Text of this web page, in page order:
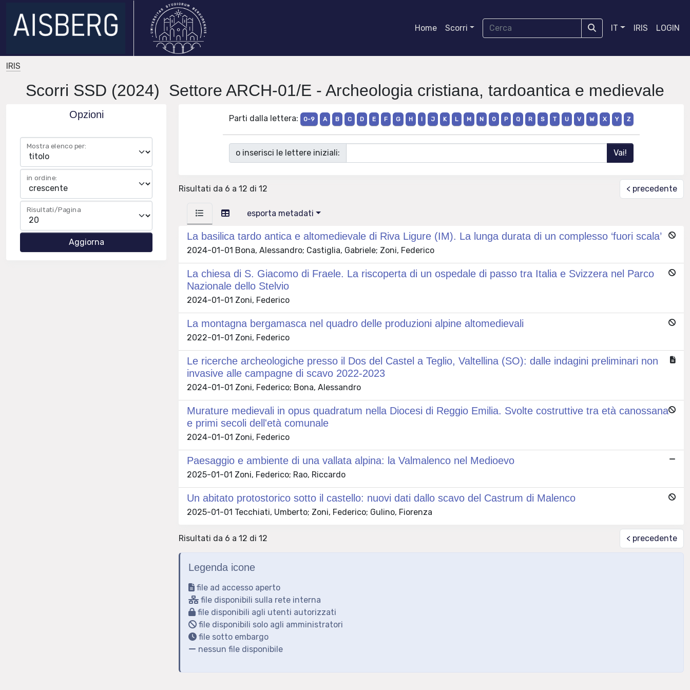
Home Scorri IT IRIS LOGIN
IRIS
Scorri SSD (2024) Settore ARCH-01/E - Archeologia cristiana, tardoantica e medievale
Opzioni
Mostra elenco per:
in ordine:
Risultati/Pagina
Parti dalla lettera: 0-9 A B C D E F G H I J K L M N O P Q R S T U V W X Y Z
o inserisci le lettere iniziali:
Risultati da 6 a 12 di 12 < precedente
esporta metadati
La basilica tardo antica e altomedievale di Riva Ligure (IM). La lunga durata di un complesso ‘fuori scala’
2024-01-01 Bona, Alessandro; Castiglia, Gabriele; Zoni, Federico
La chiesa di S. Giacomo di Fraele. La riscoperta di un ospedale di passo tra Italia e Svizzera nel Parco
Nazionale dello Stelvio
2024-01-01 Zoni, Federico
La montagna bergamasca nel quadro delle produzioni alpine altomedievali
2022-01-01 Zoni, Federico
Le ricerche archeologiche presso il Dos del Castel a Teglio, Valtellina (SO): dalle indagini preliminari non
invasive alle campagne di scavo 2022-2023
2024-01-01 Zoni, Federico; Bona, Alessandro
Murature medievali in opus quadratum nella Diocesi di Reggio Emilia. Svolte costruttive tra età canossana
e primi secoli dell'età comunale
2024-01-01 Zoni, Federico
Paesaggio e ambiente di una vallata alpina: la Valmalenco nel Medioevo
2025-01-01 Zoni, Federico; Rao, Riccardo
Un abitato protostorico sotto il castello: nuovi dati dallo scavo del Castrum di Malenco
2025-01-01 Tecchiati, Umberto; Zoni, Federico; Gulino, Fiorenza
Risultati da 6 a 12 di 12 < precedente
Legenda icone
file ad accesso aperto
file disponibili sulla rete interna
file disponibili agli utenti autorizzati
file disponibili solo agli amministratori
file sotto embargo
nessun file disponibile